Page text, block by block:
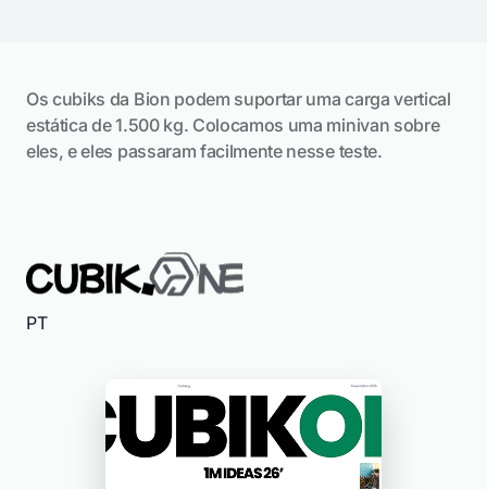
Os cubiks da Bion podem suportar uma carga vertical
estática de 1.500 kg. Colocamos uma minivan sobre
eles, e eles passaram facilmente nesse teste.
PT